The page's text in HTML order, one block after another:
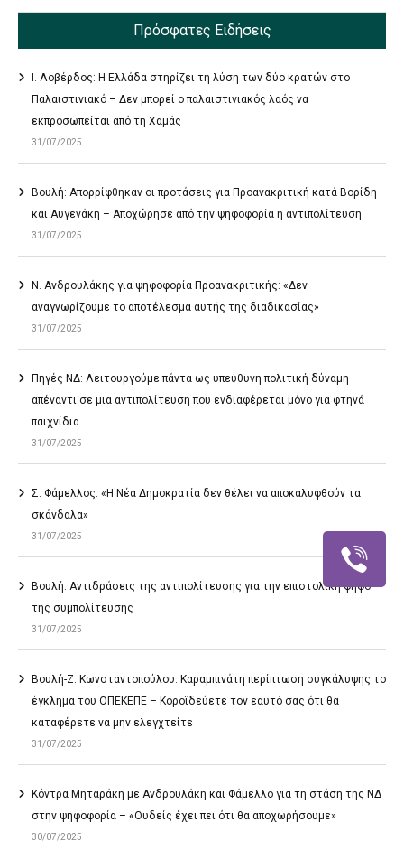
Πρόσφατες Ειδήσεις
Ι. Λοβέρδος: Η Ελλάδα στηρίζει τη λύση των δύο κρατών στο
Παλαιστινιακό – Δεν μπορεί ο παλαιστινιακός λαός να
εκπροσωπείται από τη Χαμάς
31/07/2025
Βουλή: Απορρίφθηκαν οι προτάσεις για Προανακριτική κατά Βορίδη
και Αυγενάκη – Αποχώρησε από την ψηφοφορία η αντιπολίτευση
31/07/2025
Ν. Ανδρουλάκης για ψηφοφορία Προανακριτικής: «Δεν
αναγνωρίζουμε το αποτέλεσμα αυτής της διαδικασίας»
31/07/2025
Πηγές ΝΔ: Λειτουργούμε πάντα ως υπεύθυνη πολιτική δύναμη
απέναντι σε μια αντιπολίτευση που ενδιαφέρεται μόνο για φτηνά
παιχνίδια
31/07/2025
Σ. Φάμελλος: «Η Νέα Δημοκρατία δεν θέλει να αποκαλυφθούν τα
σκάνδαλα»
31/07/2025
Βουλή: Αντιδράσεις της αντιπολίτευσης για την επιστολική ψήφο
της συμπολίτευσης
31/07/2025
Βουλή-Ζ. Κωνσταντοπούλου: Καραμπινάτη περίπτωση συγκάλυψης το
έγκλημα του ΟΠΕΚΕΠΕ – Κοροϊδεύετε τον εαυτό σας ότι θα
καταφέρετε να μην ελεγχτείτε
31/07/2025
Κόντρα Μηταράκη με Ανδρουλάκη και Φάμελλο για τη στάση της ΝΔ
στην ψηφοφορία – «Ουδείς έχει πει ότι θα αποχωρήσουμε»
30/07/2025